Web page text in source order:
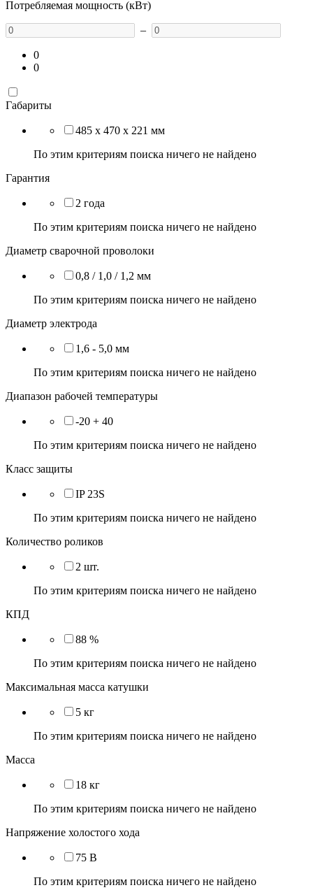
Потребляемая мощность (кВт)
–
0
0
Габариты
485 х 470 х 221 мм
По этим критериям поиска ничего не найдено
Гарантия
2 года
По этим критериям поиска ничего не найдено
Диаметр сварочной проволоки
0,8 / 1,0 / 1,2 мм
По этим критериям поиска ничего не найдено
Диаметр электрода
1,6 - 5,0 мм
По этим критериям поиска ничего не найдено
Диапазон рабочей температуры
-20 + 40
По этим критериям поиска ничего не найдено
Класс защиты
IP 23S
По этим критериям поиска ничего не найдено
Количество роликов
2 шт.
По этим критериям поиска ничего не найдено
КПД
88 %
По этим критериям поиска ничего не найдено
Максимальная масса катушки
5 кг
По этим критериям поиска ничего не найдено
Масса
18 кг
По этим критериям поиска ничего не найдено
Напряжение холостого хода
75 В
По этим критериям поиска ничего не найдено